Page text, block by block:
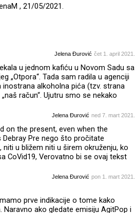
, 21/05/2021.
Jelena Đurović čet 1. april 2021.
u jednom kafiću u Novom Sadu sa
„Otpora“. Tada sam radila u agenciji
alkoholna pića (tzv. strana
račun“. Ujutru smo se nekako
iskrama čiste svesti sam
Jelena Đurović ned 7. mart 2021.
on the present, even when the
Pre nego što pročitate
niti u bližem niti u širem okruženju, ko
CoVid19, Verovatno bi se ovaj tekst
aerodroma „Jože Pučnik“. Sat
Jelena Đurović pon 1. mart 2021.
prve indikacije o tome kako
Naravno ako gledate emisiju AgitPop i